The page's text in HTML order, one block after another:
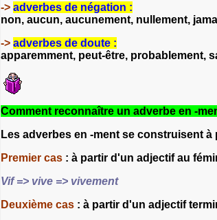
-> adverbes de négation :
non, aucun, aucunement, nullement,
-> adverbes de doute :
apparemment, peut-être, probablement,
Comment reconnaître un adverbe en -
Les adverbes en -ment se construisent
Premier cas : à partir d'un adjectif au
Vif => vive => vivement
Deuxième cas : à partir d'un adjectif